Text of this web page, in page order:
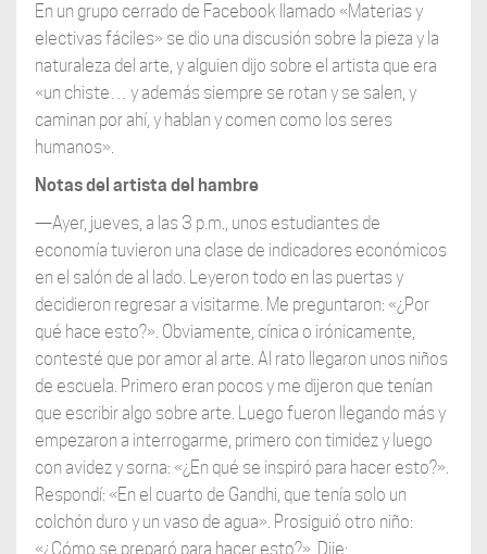
En un grupo cerrado de Facebook llamado «Materias y
electivas fáciles» se dio una discusión sobre la pieza y la
naturaleza del arte, y alguien dijo sobre el artista que era
«un chiste… y además siempre se rotan y se salen, y
caminan por ahí, y hablan y comen como los seres
humanos».
Notas del artista del hambre
—Ayer, jueves, a las 3 p.m., unos estudiantes de
economía tuvieron una clase de indicadores económicos
en el salón de al lado. Leyeron todo en las puertas y
decidieron regresar a visitarme. Me preguntaron: «¿Por
qué hace esto?». Obviamente, cínica o irónicamente,
contesté que por amor al arte. Al rato llegaron unos niños
de escuela. Primero eran pocos y me dijeron que tenían
que escribir algo sobre arte. Luego fueron llegando más y
empezaron a interrogarme, primero con timidez y luego
con avidez y sorna: «¿En qué se inspiró para hacer esto?».
Respondí: «En el cuarto de Gandhi, que tenía solo un
colchón duro y un vaso de agua». Prosiguió otro niño:
«¿Cómo se preparó para hacer esto?». Dije: